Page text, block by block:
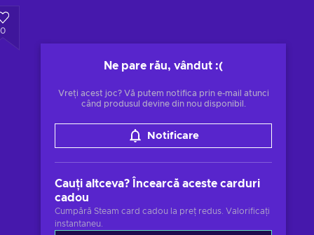
0
Ne pare rău, vândut :(
Vreți acest joc? Vă putem notifica prin e-mail atunci
când produsul devine din nou disponibil.
Notificare
Cauți altceva? Încearcă aceste carduri
cadou
Cumpără Steam card cadou la preț redus. Valorificați
instantaneu.